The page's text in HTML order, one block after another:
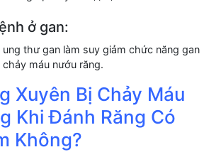
ở gan:
thư gan làm suy giảm chức năng gan
máu nướu răng.
Xuyên Bị Chảy Máu
Khi Đánh Răng Có
Không?